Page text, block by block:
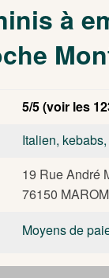
à
5/5 (voir les
Italien,
19 Rue André
76150
Moyens de